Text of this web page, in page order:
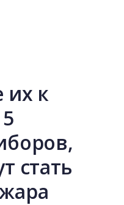
их к
стать